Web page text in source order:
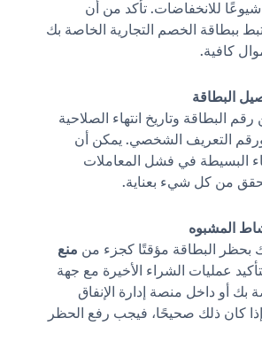
شيوعًا للانخفاضات. تأكد من أن
ببطاقة الخصم التجارية الخاصة بك
كافية.
البطاقة
البطاقة وتاريخ انتهاء الصلاحية
التعريف الشخصي. يمكن أن
البسيطة في فشل المعاملات
تحقق من كل شيء بعناية.
المشبوه
بحظر البطاقة مؤقتًا كجزء من منع
عمليات الشراء الأخيرة مع جهة
بك أو داخل منصة إدارة الإنفاق
كان ذلك صحيحًا، فيجب رفع الحظر